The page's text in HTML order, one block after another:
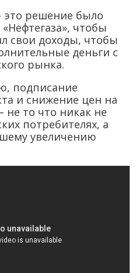
это решение было
чтобы
свои доходы, чтобы
деньги с
рынка.
подписание
и снижение цен на
то что никак не
потребителях, а
увеличению